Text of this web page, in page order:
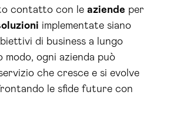
contatto con le aziende per
implementate siano
di business a lungo
modo, ogni azienda può
che cresce e si evolve
le sfide future con